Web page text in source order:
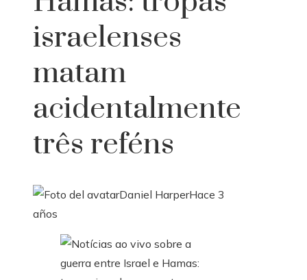
israelenses
matam
acidentalmente
três reféns
Daniel HarperHace 3
años